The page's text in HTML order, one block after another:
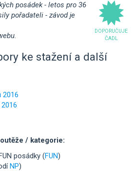
DOPORUČUJE
ČADL
posádek - letos pro 36
pořadateli - závod je
ke stažení a další
2016
/ kategorie:
posádky (FUN)
NP)